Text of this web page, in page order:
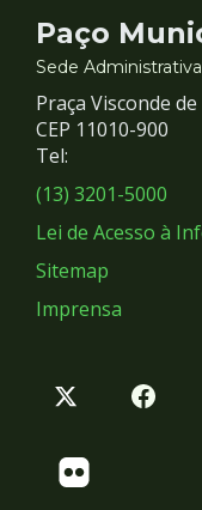
e
Redes
Sociais
Paço
Sede Administrativa
Praça Visconde
CEP 11010-900
Tel:
(13) 3201-5000
Lei de Acesso à
Sitemap
Imprensa